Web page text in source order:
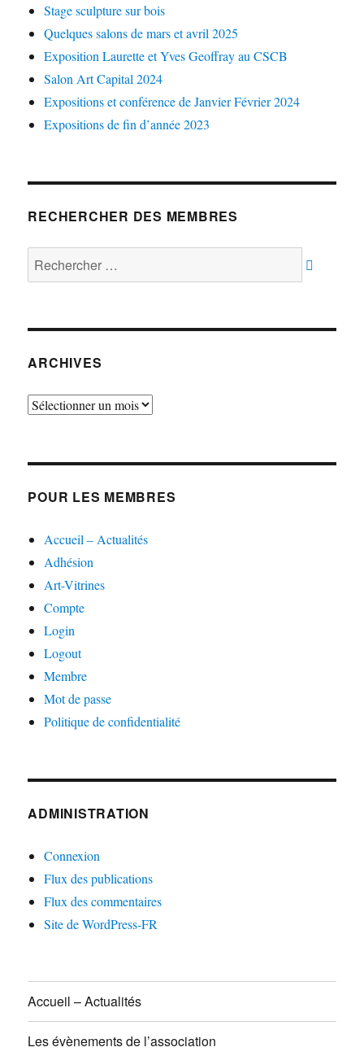
Stage sculpture sur bois
Quelques salons de mars et avril 2025
Exposition Laurette et Yves Geoffray au CSCB
Salon Art Capital 2024
Expositions et conférence de Janvier Février 2024
Expositions de fin d’année 2023
RECHERCHER DES MEMBRES
Rechercher :
ARCHIVES
Archives
POUR LES MEMBRES
Accueil – Actualités
Adhésion
Art-Vitrines
Compte
Login
Logout
Membre
Mot de passe
Politique de confidentialité
ADMINISTRATION
Connexion
Flux des publications
Flux des commentaires
Site de WordPress-FR
Accueil – Actualités
Les évènements de l’association